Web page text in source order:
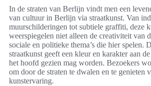
In de straten van Berlijn vindt men een
van cultuur in Berlijn via straatkunst. Van
muurschilderingen tot subtiele graffiti, deze
weerspiegelen niet alleen de creativiteit van
sociale en politieke thema’s die hier spelen.
straatkunst geeft een kleur en karakter aan
het hoofd gezien mag worden. Bezoekers
om door de straten te dwalen en te genieten
kunstervaring.